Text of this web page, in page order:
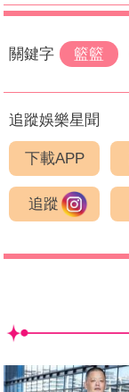
關鍵字 籃籃
追蹤娛樂星聞
下載APP
追蹤